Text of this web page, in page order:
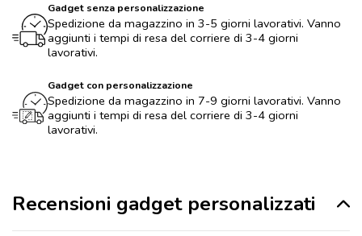
Gadget senza personalizzazione
Spedizione da magazzino in 3-5 giorni lavorativi. Vanno
aggiunti i tempi di resa del corriere di 3-4 giorni
lavorativi.
Gadget con personalizzazione
Spedizione da magazzino in 7-9 giorni lavorativi. Vanno
aggiunti i tempi di resa del corriere di 3-4 giorni
lavorativi.
Recensioni gadget personalizzati